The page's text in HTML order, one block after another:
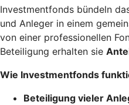
Investmentfonds bündeln
und Anleger in einem
von einer professionellen
Beteiligung erhalten sie
Wie Investmentfonds
Beteiligung vieler